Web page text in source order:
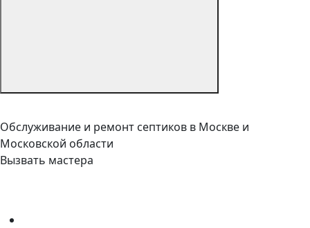
Обслуживание и ремонт септиков в Москве и
Московской области
Вызвать мастера